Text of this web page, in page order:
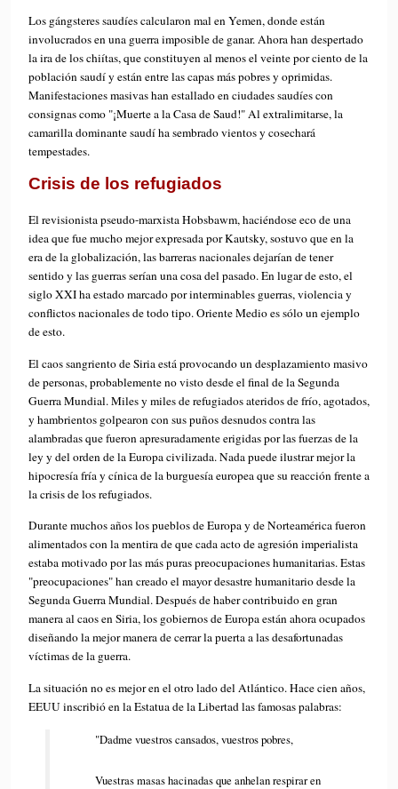
Los gángsteres saudíes calcularon mal en Yemen, donde están
involucrados en una guerra imposible de ganar. Ahora han despertado
la ira de los chiítas, que constituyen al menos el veinte por ciento de la
población saudí y están entre las capas más pobres y oprimidas.
Manifestaciones masivas han estallado en ciudades saudíes con
consignas como "¡Muerte a la Casa de Saud!" Al extralimitarse, la
camarilla dominante saudí ha sembrado vientos y cosechará
tempestades.
Crisis de los refugiados
El revisionista pseudo-marxista Hobsbawm, haciéndose eco de una
idea que fue mucho mejor expresada por Kautsky, sostuvo que en la
era de la globalización, las barreras nacionales dejarían de tener
sentido y las guerras serían una cosa del pasado. En lugar de esto, el
siglo XXI ha estado marcado por interminables guerras, violencia y
conflictos nacionales de todo tipo. Oriente Medio es sólo un ejemplo
de esto.
El caos sangriento de Siria está provocando un desplazamiento masivo
de personas, probablemente no visto desde el final de la Segunda
Guerra Mundial. Miles y miles de refugiados ateridos de frío, agotados,
y hambrientos golpearon con sus puños desnudos contra las
alambradas que fueron apresuradamente erigidas por las fuerzas de la
ley y del orden de la Europa civilizada. Nada puede ilustrar mejor la
hipocresía fría y cínica de la burguesía europea que su reacción frente a
la crisis de los refugiados.
Durante muchos años los pueblos de Europa y de Norteamérica fueron
alimentados con la mentira de que cada acto de agresión imperialista
estaba motivado por las más puras preocupaciones humanitarias. Estas
"preocupaciones" han creado el mayor desastre humanitario desde la
Segunda Guerra Mundial. Después de haber contribuido en gran
manera al caos en Siria, los gobiernos de Europa están ahora ocupados
diseñando la mejor manera de cerrar la puerta a las desafortunadas
víctimas de la guerra.
La situación no es mejor en el otro lado del Atlántico. Hace cien años,
EEUU inscribió en la Estatua de la Libertad las famosas palabras:
"Dadme vuestros cansados, vuestros pobres,
Vuestras masas hacinadas que anhelan respirar en